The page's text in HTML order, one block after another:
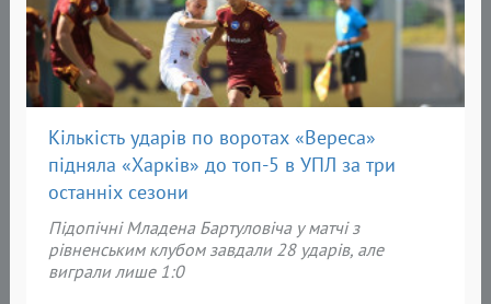
Кількість ударів по воротах «Вереса»
підняла «Харків» до топ-5 в УПЛ за три
останніх сезони
Підопічні Младена Бартуловіча у матчі з
рівненським клубом завдали 28 ударів, але
виграли лише 1:0